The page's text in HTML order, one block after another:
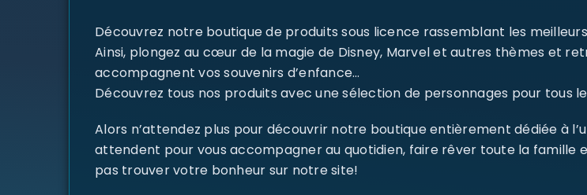
Découvrez notre boutique de produits sous licence rassemblant les
Ainsi, plongez au cœur de la magie de Disney, Marvel et autres thèmes et
accompagnent vos souvenirs d’enfance…
Découvrez tous nos produits avec une sélection de personnages pour tous
Alors n’attendez plus pour découvrir notre boutique entièrement dédiée à
attendent pour vous accompagner au quotidien, faire rêver toute la famille
pas trouver votre bonheur sur notre site!